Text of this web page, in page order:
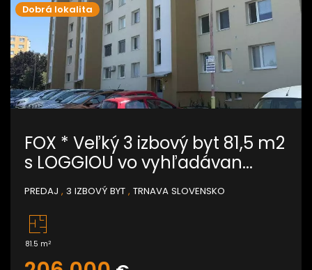
Dobrá lokalita
FOX * Veľký 3 izbový byt 81,5 m2
s LOGGIOU vo vyhľadávan...
PREDAJ , 3 IZBOVÝ BYT , TRNAVA SLOVENSKO
81.5 m2